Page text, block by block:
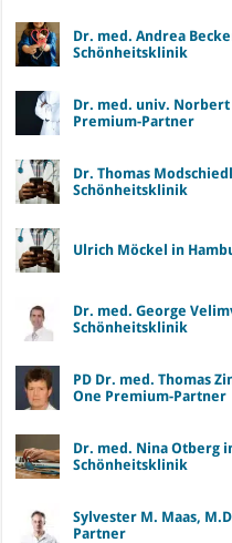
Dr. med. Andrea
Schönheitsklinik
Dr. med. univ.
Premium-Partner
Dr. Thomas
Schönheitsklinik
Ulrich Möckel in
Dr. med. George
Schönheitsklinik
PD Dr. med. Thomas
One Premium-Partner
Dr. med. Nina Otberg
Schönheitsklinik
Sylvester M. Maas,
Partner